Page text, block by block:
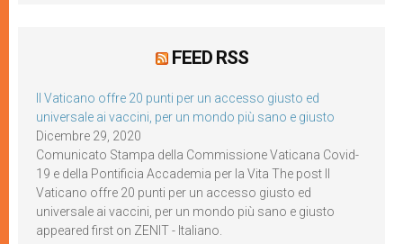
FEED RSS
Il Vaticano offre 20 punti per un accesso giusto ed
universale ai vaccini, per un mondo più sano e giusto
Dicembre 29, 2020
Comunicato Stampa della Commissione Vaticana Covid-
19 e della Pontificia Accademia per la Vita The post Il
Vaticano offre 20 punti per un accesso giusto ed
universale ai vaccini, per un mondo più sano e giusto
appeared first on ZENIT - Italiano.